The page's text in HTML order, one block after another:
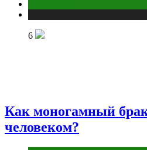
6
Как моногамный брак
человеком?